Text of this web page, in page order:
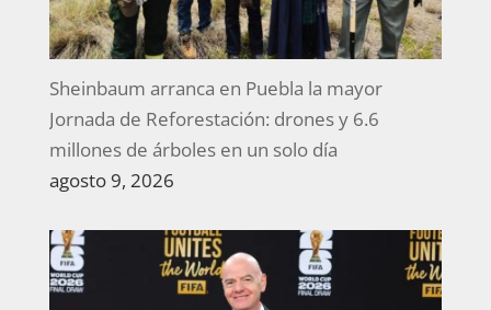
Sheinbaum arranca en Puebla la mayor
Jornada de Reforestación: drones y 6.6
millones de árboles en un solo día
agosto 9, 2026